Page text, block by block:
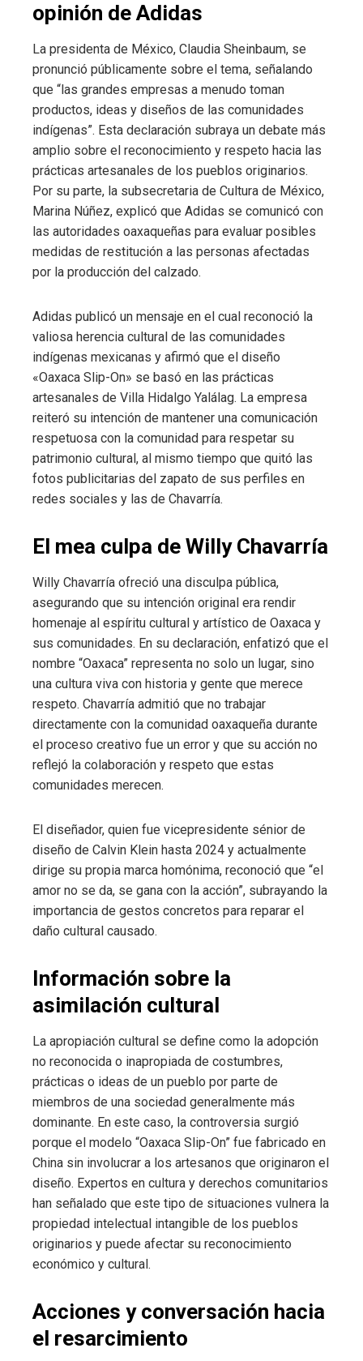
opinión de Adidas
La presidenta de México, Claudia Sheinbaum, se
pronunció públicamente sobre el tema, señalando
que “las grandes empresas a menudo toman
productos, ideas y diseños de las comunidades
indígenas”. Esta declaración subraya un debate más
amplio sobre el reconocimiento y respeto hacia las
prácticas artesanales de los pueblos originarios.
Por su parte, la subsecretaria de Cultura de México,
Marina Núñez, explicó que Adidas se comunicó con
las autoridades oaxaqueñas para evaluar posibles
medidas de restitución a las personas afectadas
por la producción del calzado.
Adidas publicó un mensaje en el cual reconoció la
valiosa herencia cultural de las comunidades
indígenas mexicanas y afirmó que el diseño
«Oaxaca Slip-On» se basó en las prácticas
artesanales de Villa Hidalgo Yalálag. La empresa
reiteró su intención de mantener una comunicación
respetuosa con la comunidad para respetar su
patrimonio cultural, al mismo tiempo que quitó las
fotos publicitarias del zapato de sus perfiles en
redes sociales y las de Chavarría.
El mea culpa de Willy Chavarría
Willy Chavarría ofreció una disculpa pública,
asegurando que su intención original era rendir
homenaje al espíritu cultural y artístico de Oaxaca y
sus comunidades. En su declaración, enfatizó que el
nombre “Oaxaca” representa no solo un lugar, sino
una cultura viva con historia y gente que merece
respeto. Chavarría admitió que no trabajar
directamente con la comunidad oaxaqueña durante
el proceso creativo fue un error y que su acción no
reflejó la colaboración y respeto que estas
comunidades merecen.
El diseñador, quien fue vicepresidente sénior de
diseño de Calvin Klein hasta 2024 y actualmente
dirige su propia marca homónima, reconoció que “el
amor no se da, se gana con la acción”, subrayando la
importancia de gestos concretos para reparar el
daño cultural causado.
Información sobre la
asimilación cultural
La apropiación cultural se define como la adopción
no reconocida o inapropiada de costumbres,
prácticas o ideas de un pueblo por parte de
miembros de una sociedad generalmente más
dominante. En este caso, la controversia surgió
porque el modelo “Oaxaca Slip-On” fue fabricado en
China sin involucrar a los artesanos que originaron el
diseño. Expertos en cultura y derechos comunitarios
han señalado que este tipo de situaciones vulnera la
propiedad intelectual intangible de los pueblos
originarios y puede afectar su reconocimiento
económico y cultural.
Acciones y conversación hacia
el resarcimiento